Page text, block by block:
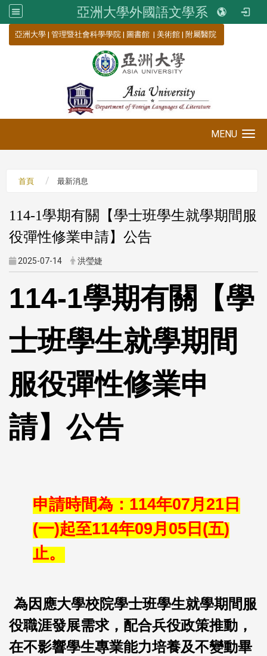
亞洲大學外國語文學系
亞洲大學 | 管理暨社會科學學院 | 圖書館 | 美術館 | 附屬醫院
MENU
首頁 最新消息
114-1學期有關【學士班學生就學期間服
役彈性修業申請】公告
2025-07-14 洪瑩婕
114-1學期有關【學
士班學生就學期間
服役彈性修業申
請】公告
申請時間為：114年07月21日
(一)起至114年09月05日(五)
止。
為因應大學校院學士班學生就學期間服
役職涯發展需求，配合兵役政策推動，
在不影響學生專業能力培養及不變動畢